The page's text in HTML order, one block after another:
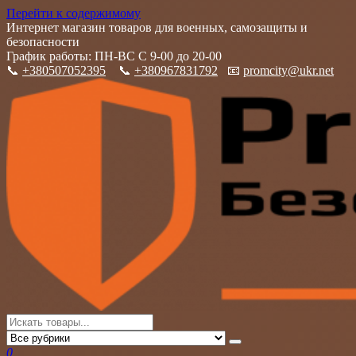
Перейти к содержимому
Интернет магазин товаров для военных, самозащиты и
безопасности
График работы: ПН-ВС С 9-00 до 20-00
📞 +380507052395 📞 +380967831792 📧 promcity@ukr.net
PromCity
Интернет магазин товаров для военных, самозащиты и
безопасности
0